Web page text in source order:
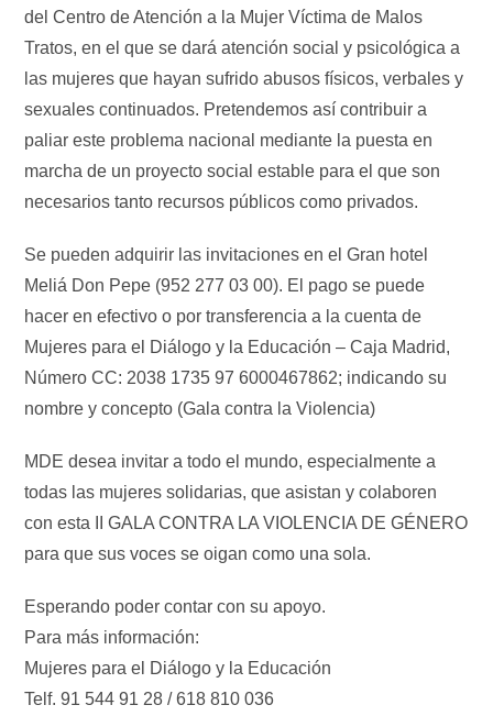
del Centro de Atención a la Mujer Víctima de Malos
Tratos, en el que se dará atención social y psicológica a
las mujeres que hayan sufrido abusos físicos, verbales y
sexuales continuados. Pretendemos así contribuir a
paliar este problema nacional mediante la puesta en
marcha de un proyecto social estable para el que son
necesarios tanto recursos públicos como privados.
Se pueden adquirir las invitaciones en el Gran hotel
Meliá Don Pepe (952 277 03 00). El pago se puede
hacer en efectivo o por transferencia a la cuenta de
Mujeres para el Diálogo y la Educación – Caja Madrid,
Número CC: 2038 1735 97 6000467862; indicando su
nombre y concepto (Gala contra la Violencia)
MDE desea invitar a todo el mundo, especialmente a
todas las mujeres solidarias, que asistan y colaboren
con esta II GALA CONTRA LA VIOLENCIA DE GÉNERO
para que sus voces se oigan como una sola.
Esperando poder contar con su apoyo.
Para más información:
Mujeres para el Diálogo y la Educación
Telf. 91 544 91 28 / 618 810 036